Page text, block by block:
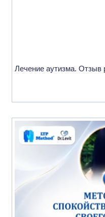
Лечение аутизма. Отзыв